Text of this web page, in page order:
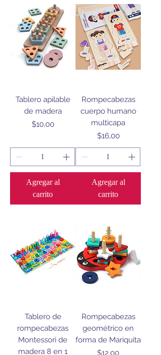
Tablero apilable
de madera
Precio
$10,00
Agregar al
carrito
Rompecabezas
cuerpo humano
multicapa
Precio
$16,00
Agregar al
carrito
Tablero de
rompecabezas
Montessori de
madera 8 en 1
Rompecabezas
geométrico en
forma de Mariquita
Precio
$12,00